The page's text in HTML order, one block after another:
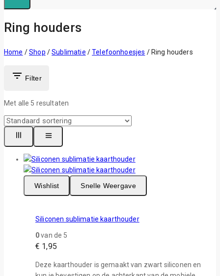
Ring houders
Home /Shop /Sublimatie /Telefoonhoesjes / Ring houders
Filter
Met alle 5 resultaten
Wishlist Snelle Weergave
Siliconen sublimatie kaarthouder
0van de 5
€ 1,95
Deze kaarthouder is gemaakt van zwart siliconen en